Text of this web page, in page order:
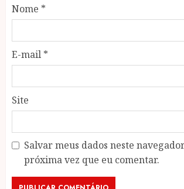
Nome *
E-mail *
Site
Salvar meus dados neste
próxima vez que eu comentar.